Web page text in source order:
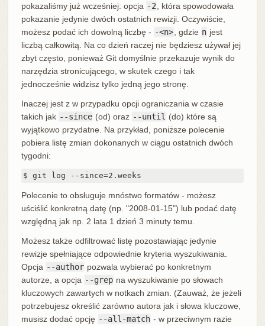
pokazaliśmy już wcześniej: opcja -2
, która spowodowała
pokazanie jedynie dwóch ostatnich rewizji. Oczywiście,
możesz podać ich dowolną liczbę - -<n> , gdzie n jest
liczbą całkowitą. Na co dzień raczej nie będziesz używał jej
zbyt często, ponieważ Git domyślnie przekazuje wynik do
narzędzia stronicującego, w skutek czego i tak
jednocześnie widzisz tylko jedną jego stronę.
Inaczej jest z w przypadku opcji ograniczania w czasie
takich jak --since (od) oraz --until (do) które są
wyjątkowo przydatne. Na przykład, poniższe polecenie
pobiera listę zmian dokonanych w ciągu ostatnich dwóch
tygodni:
$ git log --since=2.weeks
Polecenie to obsługuje mnóstwo formatów - możesz
uściślić konkretną datę (np. "2008-01-15") lub podać datę
względną jak np. 2 lata 1 dzień 3 minuty temu.
Możesz także odfiltrować listę pozostawiając jedynie
rewizje spełniające odpowiednie kryteria wyszukiwania.
Opcja --author pozwala wybierać po konkretnym
autorze, a opcja --grep na wyszukiwanie po słowach
kluczowych zawartych w notkach zmian. (Zauważ, że jeżeli
potrzebujesz określić zarówno autora jak i słowa kluczowe,
musisz dodać opcję --all-match - w przeciwnym razie